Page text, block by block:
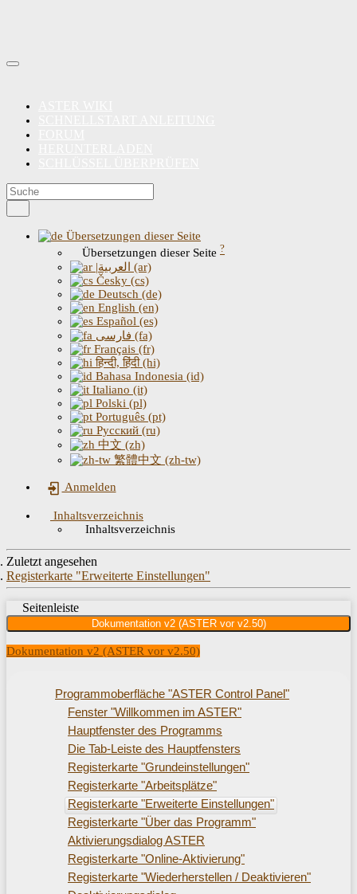
Übersetzungen dieser Seite
Übersetzungen dieser Seite ?
|العربية (ar)
Česky (cs)
Deutsch (de)
English (en)
Español (es)
فارسی (fa)
Français (fr)
हिन्दी, हिंदी (hi)
Bahasa Indonesia (id)
Italiano (it)
Polski (pl)
Português (pt)
Русский (ru)
中文 (zh)
繁體中文 (zh-tw)
Anmelden
Inhaltsverzeichnis
Inhaltsverzeichnis
Zuletzt angesehen
Registerkarte "Erweiterte Einstellungen"
Seitenleiste
Dokumentation v2 (ASTER vor v2.50)
Dokumentation v2 (ASTER vor v2.50)
Programmoberfläche "ASTER Control Panel"
Fenster "Willkommen im ASTER"
Hauptfenster des Programms
Die Tab-Leiste des Hauptfensters
Registerkarte "Grundeinstellungen"
Registerkarte "Arbeitsplätze"
Registerkarte "Erweiterte Einstellungen"
Registerkarte "Über das Programm"
Aktivierungsdialog ASTER
Registerkarte "Online-Aktivierung"
Registerkarte "Wiederherstellen / Deaktivieren"